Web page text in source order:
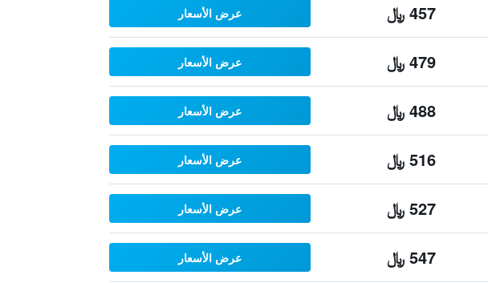
457 ﷼ عرض الأسعار
479 ﷼ عرض الأسعار
488 ﷼ عرض الأسعار
516 ﷼ عرض الأسعار
527 ﷼ عرض الأسعار
547 ﷼ عرض الأسعار